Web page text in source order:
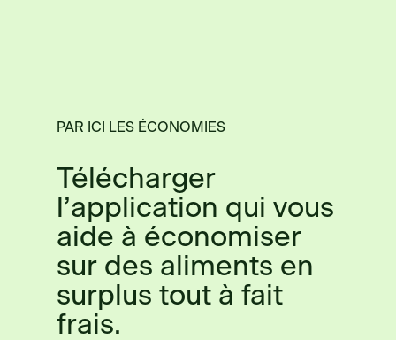
PAR ICI LES ÉCONOMIES
Télécharger
l’application qui vous
aide à économiser
sur des aliments en
surplus tout à fait
frais.